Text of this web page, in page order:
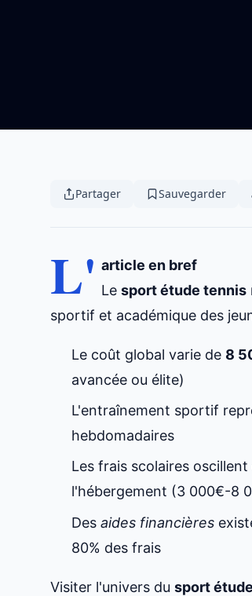
Partager Sauvegarder
L' article en bref
Lesport étude tennis
sportif et académique des
Le coût global varie de 8
avancée ou élite)
L'entraînement sportif
hebdomadaires
Les frais scolaires
l'hébergement (3 000€-8
Des aides financières
80% des frais
Visiter l'univers du sport